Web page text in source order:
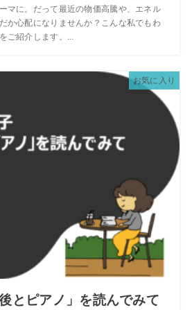
マに。だって最近の物価高騰や、エネル
か心配になりませんか？こんな私でもわ
ご紹介します。...
お気に入り
とピアノ」を読んでみて